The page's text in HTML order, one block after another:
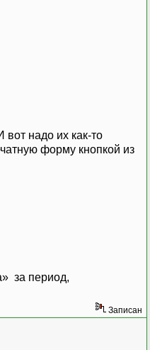
надо их как-то
форму кнопкой из
за период,
Записан